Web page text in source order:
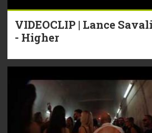
VIDEOCLIP | Lance
- Higher